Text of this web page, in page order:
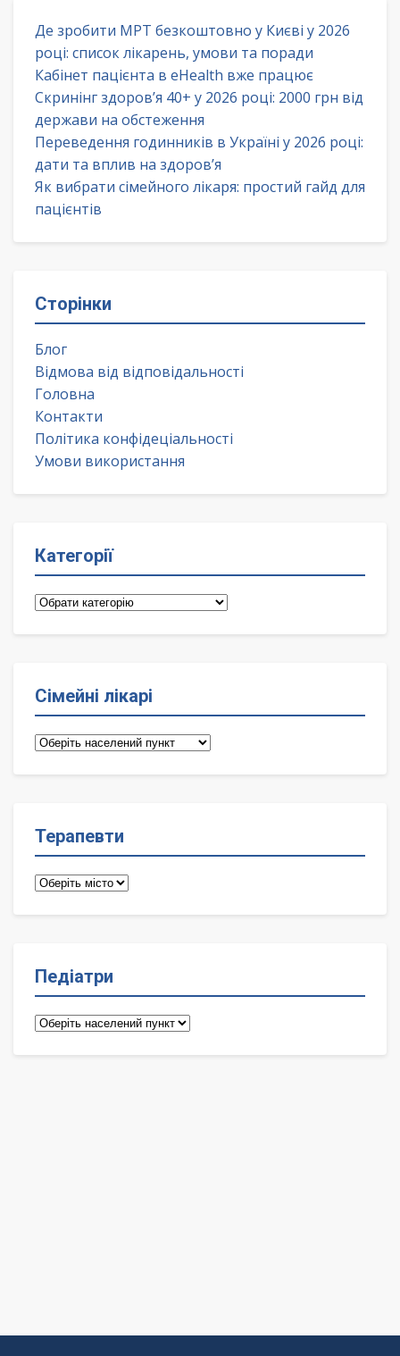
Де зробити МРТ безкоштовно у Києві у 2026
році: список лікарень, умови та поради
Кабінет пацієнта в eHealth вже працює
Скринінг здоров’я 40+ у 2026 році: 2000 грн від
держави на обстеження
Переведення годинників в Україні у 2026 році:
дати та вплив на здоров’я
Як вибрати сімейного лікаря: простий гайд для
пацієнтів
Сторінки
Блог
Відмова від відповідальності
Головна
Контакти
Політика конфідеціальності
Умови використання
Категорії
Категорії
Сімейні лікарі
Сімейні
Терапевти
Терапевти
Педіатри
Педіатри